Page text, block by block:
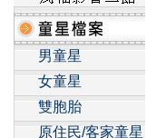
男童星
女童星
雙胞胎
原住民/客家童星